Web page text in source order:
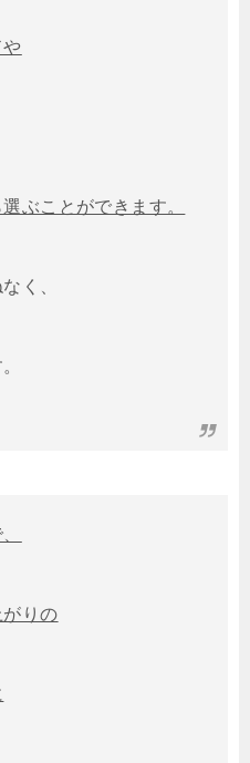
ぶことができます。
く、
りの